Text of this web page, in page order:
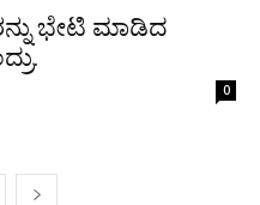
ಭೇಟಿ ಮಾಡಿದ
0